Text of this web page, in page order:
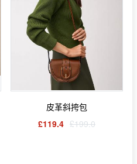
皮革斜挎包
£119.4 £199.0